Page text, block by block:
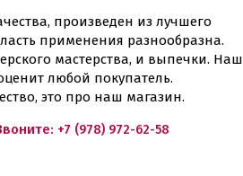
произведен из лучшего
применения разнообразна.
мастерства, и выпечки. Наш
любой покупатель.
это про наш магазин.
+7 (978) 972-62-58